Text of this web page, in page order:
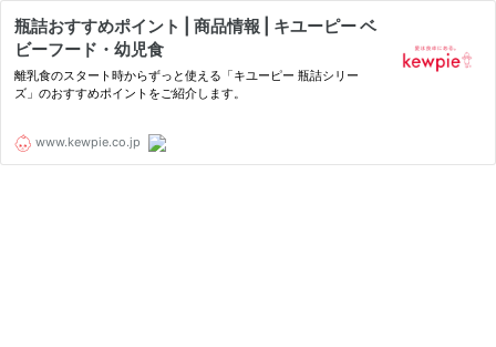
瓶詰おすすめポイント | 商品情報 | キユーピー ベ
ビーフード・幼児食
離乳食のスタート時からずっと使える「キユーピー 瓶詰シリー
ズ」のおすすめポイントをご紹介します。
www.kewpie.co.jp